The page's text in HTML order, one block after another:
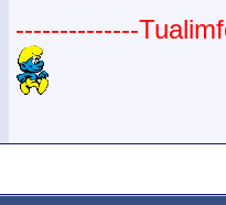
--------------